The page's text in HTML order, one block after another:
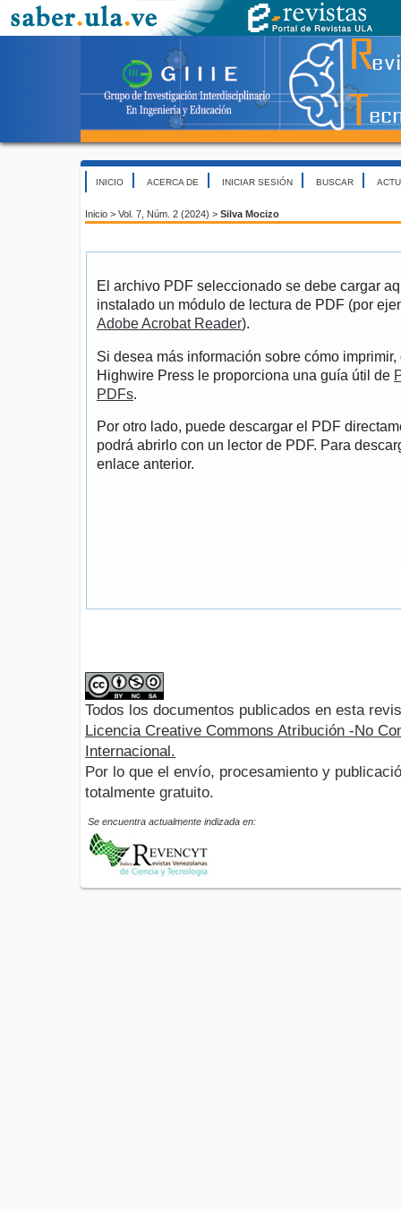
INICIO ACERCA DE INICIAR SESIÓN BUSCAR
Inicio > Vol. 7, Núm. 2 (2024) > Silva Mocizo
El archivo PDF seleccionado se debe cargar
instalado un módulo de lectura de PDF (por
Adobe Acrobat Reader).
Si desea más información sobre cómo
Highwire Press le proporciona una guía útil de
PDFs.
Por otro lado, puede descargar el PDF
podrá abrirlo con un lector de PDF. Para
enlace anterior.
Todos los documentos publicados en esta
Licencia Creative Commons Atribución -No
Internacional.
Por lo que el envío, procesamiento y
totalmente gratuito.
Se encuentra actualmente indizada en: